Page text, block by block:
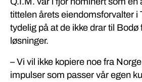
tittelen årets eiendomsforvalter i
tydelig på at de ikke drar til Bodø
løsninger.
– Vi vil ikke kopiere noe fra
impulser som passer vår egen